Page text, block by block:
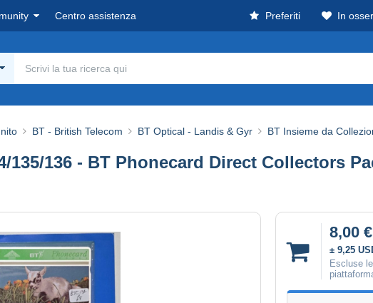
Centro assistenza Preferiti In
BT - British Telecom BT Optical - Landis & Gyr BT Insieme da
135/136 - BT Phonecard Direct Collectors
8,00 €
± 9,25
Escluse